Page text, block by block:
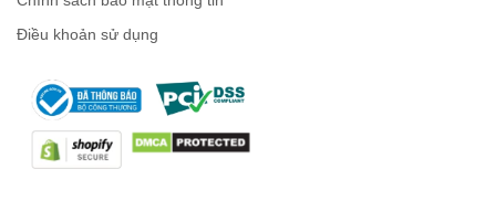
Điều khoản sử dụng